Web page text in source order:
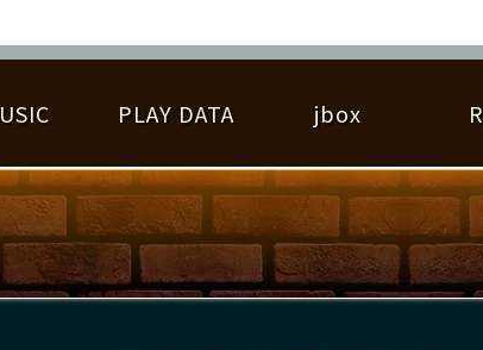
基本の遊び方 遊び方ガイド
遊べる楽曲 アーティスト紹介
PLAY DATA
ゆびベル
プレーグラフ
jbox
逆ライバル一覧 ライバル比較 プレーヤ
大会参加 大会開催 大会参加情報
ORIGINAL HIT CHART BEST SCORE RANKING